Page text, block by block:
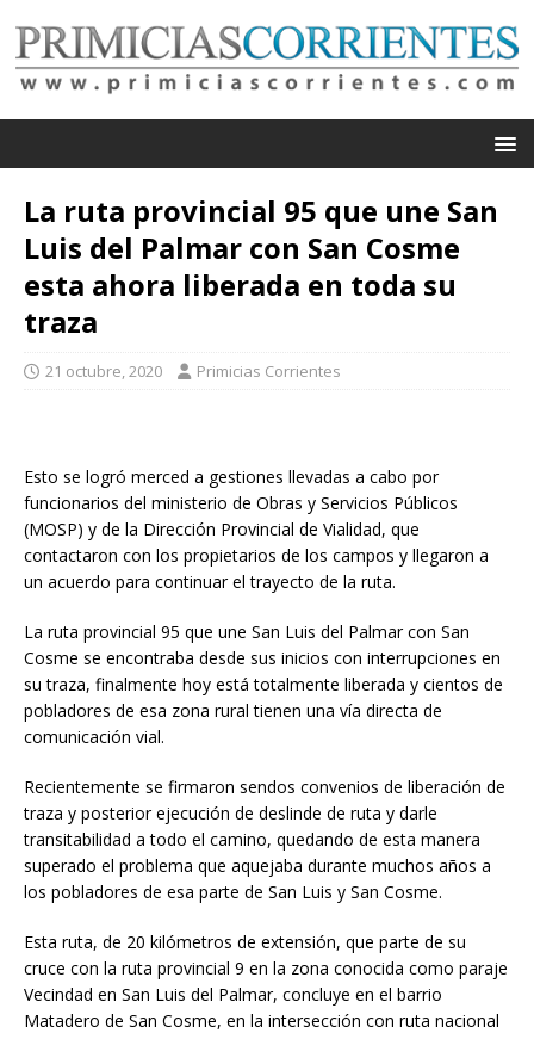
La ruta provincial 95 que une San
Luis del Palmar con San Cosme
esta ahora liberada en toda su
traza
21 octubre, 2020 Primicias Corrientes
Esto se logró merced a gestiones llevadas a cabo por
funcionarios del ministerio de Obras y Servicios Públicos
(MOSP) y de la Dirección Provincial de Vialidad, que
contactaron con los propietarios de los campos y llegaron a
un acuerdo para continuar el trayecto de la ruta.
La ruta provincial 95 que une San Luis del Palmar con San
Cosme se encontraba desde sus inicios con interrupciones en
su traza, finalmente hoy está totalmente liberada y cientos de
pobladores de esa zona rural tienen una vía directa de
comunicación vial.
Recientemente se firmaron sendos convenios de liberación de
traza y posterior ejecución de deslinde de ruta y darle
transitabilidad a todo el camino, quedando de esta manera
superado el problema que aquejaba durante muchos años a
los pobladores de esa parte de San Luis y San Cosme.
Esta ruta, de 20 kilómetros de extensión, que parte de su
cruce con la ruta provincial 9 en la zona conocida como paraje
Vecindad en San Luis del Palmar, concluye en el barrio
Matadero de San Cosme, en la intersección con ruta nacional